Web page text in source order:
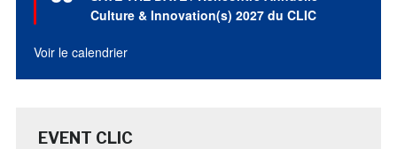
Culture & Innovation(s) 2027 du CLIC
Voir le calendrier
EVENT CLIC